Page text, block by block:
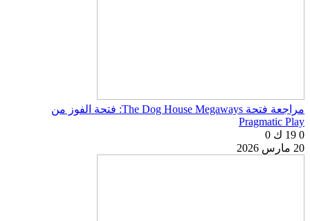
مراجعة فتحة The Dog House Megaways: فتحة الفوز من
Pragmatic Play
0 19 ك
0
20 مارس 2026